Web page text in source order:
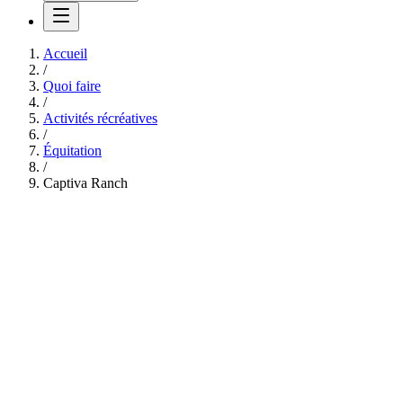
Accueil
/
Quoi faire
/
Activités récréatives
/
Équitation
/
Captiva Ranch